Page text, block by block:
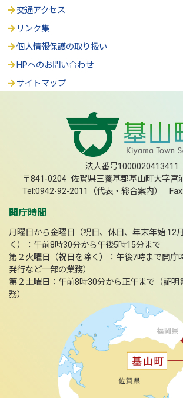
交通アクセス
リンク集
個人情報保護の取り扱い
HPへのお問い合わせ
サイトマップ
法人番号1000020413411
〒841-0204 佐賀県三養基郡基山町大字宮
Tel:0942-92-2011（代表・総合案内）
開庁時間
月曜日から金曜日（祝日、休日、年末年始:12
く）：午前8時30分から午後5時15分まで
第２火曜日（祝日を除く）：午後7時まで開庁
発行など一部の業務）
第２土曜日：午前8時30分から正午まで（証明
務）